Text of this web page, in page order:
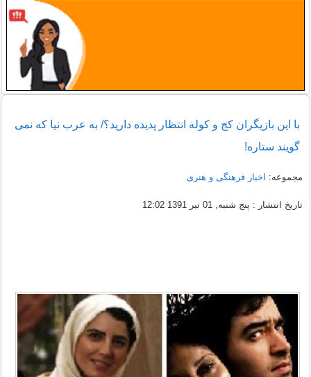
با این بازیگران کج و کوله انتظار پدیده دارید؟/ به عرب نیا که نمی
گویند ستاره!
مجموعه: اخبار فرهنگی و هنری
تاریخ انتشار : پنج شنبه, 01 تیر 1391 12:02